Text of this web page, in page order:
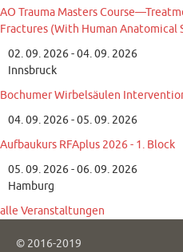
AO Trauma Masters
Fractures (With Human Anatomical
02. 09. 2026 - 04. 09. 2026
Innsbruck
Bochumer Wirbelsäulen
04. 09. 2026 - 05. 09. 2026
Aufbaukurs RFAplus 2026 - 1. Block
05. 09. 2026 - 06. 09. 2026
Hamburg
alle Veranstaltungen
© 2016-2019